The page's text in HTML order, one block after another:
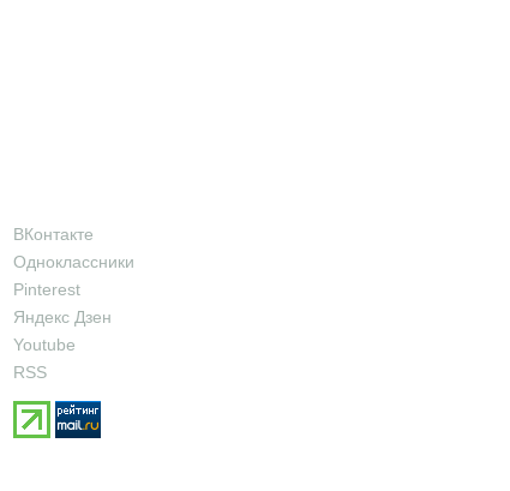
ВКонтакте
Одноклассники
Pinterest
Яндекс Дзен
Youtube
RSS